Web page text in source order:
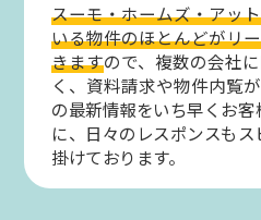
スーモ・ホームズ・アッ
いる物件のほとんどがリ
きますので、複数の会社
く、資料請求や物件内覧が
の最新情報をいち早くお
に、日々のレスポンスも
掛けております。